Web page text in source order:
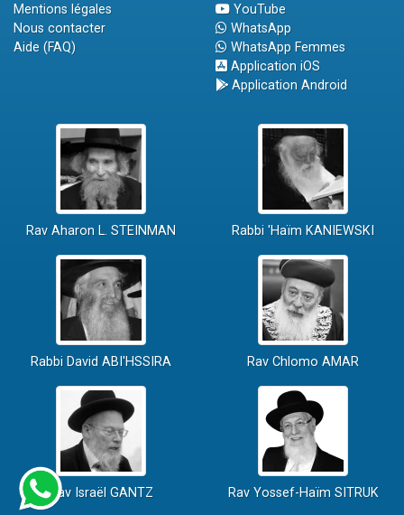
Mentions légales
Nous contacter
Aide (FAQ)
YouTube
WhatsApp
WhatsApp Femmes
Application iOS
Application Android
Rav Aharon L. STEINMAN Rabbi 'Haïm KANIEWSKI
Rabbi David ABI'HSSIRA Rav Chlomo AMAR
Rav Israël GANTZ Rav Yossef-Haïm SITRUK